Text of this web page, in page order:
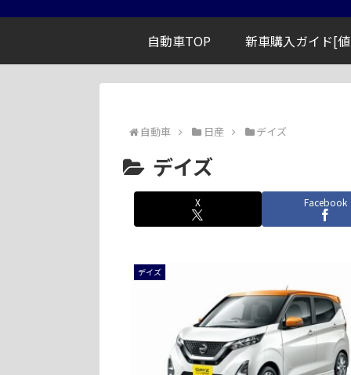
自動車TOP 新車購入ガイド[
自動車 日産 デイズ
デイズ
X
Facebook
デイズ